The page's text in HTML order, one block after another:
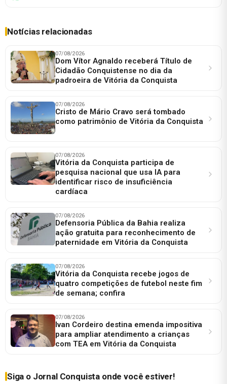
Notícias relacionadas
07/08/2026
Dom Vítor Agnaldo receberá Título de
Cidadão Conquistense no dia da
padroeira de Vitória da Conquista
07/08/2026
Cristo de Mário Cravo será tombado
como patrimônio de Vitória da Conquista
07/08/2026
Vitória da Conquista participa de
pesquisa nacional que usa IA para
identificar risco de insuficiência
cardíaca
07/08/2026
Defensoria Pública da Bahia realiza
ação gratuita para reconhecimento de
paternidade em Vitória da Conquista
07/08/2026
Vitória da Conquista recebe jogos de
quatro competições de futebol neste fim
de semana; confira
07/08/2026
Ivan Cordeiro destina emenda impositiva
para ampliar atendimento a crianças
com TEA em Vitória da Conquista
Siga o Jornal Conquista onde você estiver!